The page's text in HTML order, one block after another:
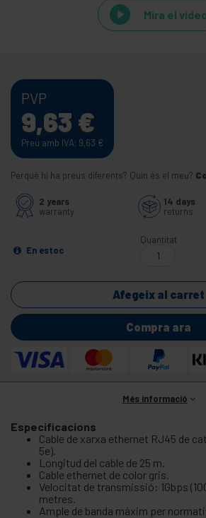
Mira el
PVP
9,63 €
Preu amb IVA: 9,63 €
Perquè hi ha preus diferents? Quin és el meu?
2 years
warranty
14 days
returns
En estoc
Quantitat
Afegeix al carret
Compra ara
Més informació
Especificacions
Cable de xarxa ethernet RJ45 de
5e).
Longitud del cable de 25 m.
Cable ethernet de color gris.
Velocitat de transmissió: 1Gbps
metres.
Ample de banda màxim per